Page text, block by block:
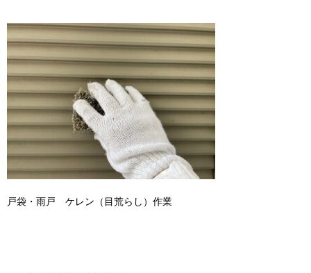
戸袋・雨戸 ケレン（目荒らし）作業